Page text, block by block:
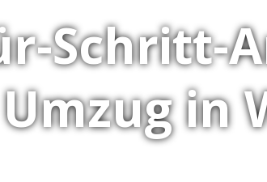
Schritt-
Umzug in